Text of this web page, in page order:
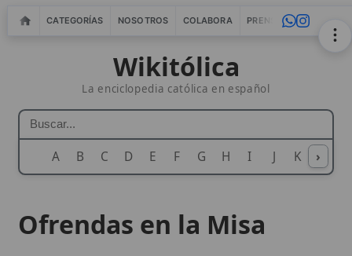
CATEGORÍAS NOSOTROS COLABORA PRENSA WEBMASTERS
Wikitólica
La enciclopedia católica en español
A B C D E F G H I J K L M
›